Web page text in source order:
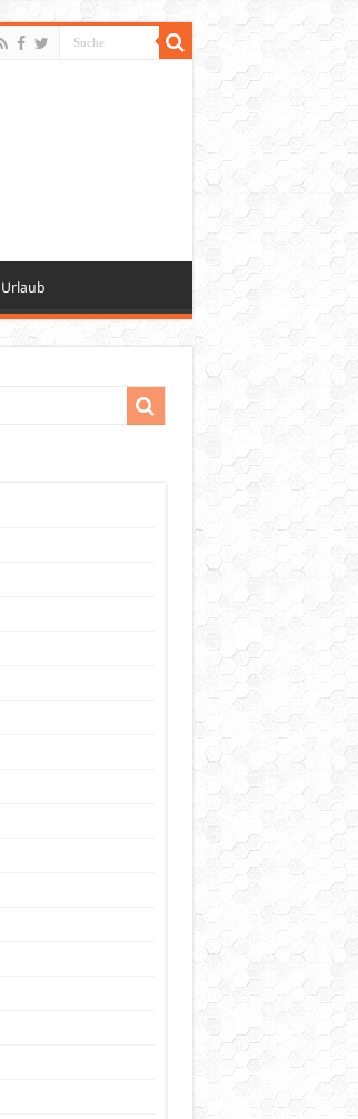
Urlaub